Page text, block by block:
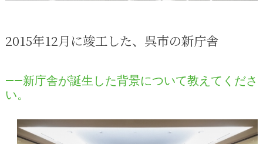
2015年12月に竣工した、呉市の新庁舎
――新庁舎が誕生した背景について教えてくださ
い。